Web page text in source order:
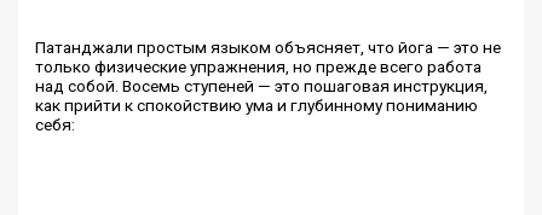
Патанджали простым языком объясняет, что йога — это не
только физические упражнения, но прежде всего работа
над собой. Восемь ступеней — это пошаговая инструкция,
как прийти к спокойствию ума и глубинному пониманию
себя: